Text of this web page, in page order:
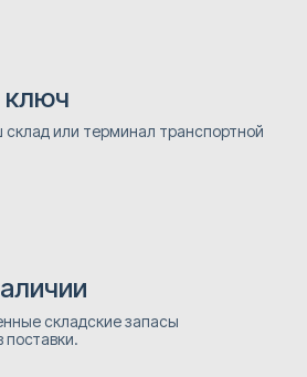
ключ
или терминал транспортной
складские запасы
поставки.